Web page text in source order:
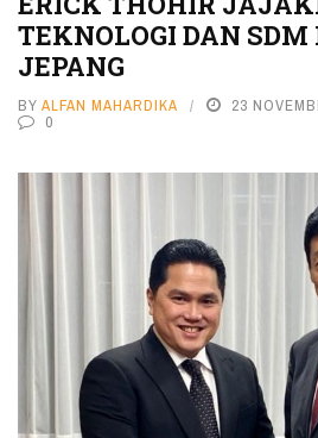
TEKNOLOGI DAN SDM
JEPANG
BY ALFAN MAHARDIKA 23
0